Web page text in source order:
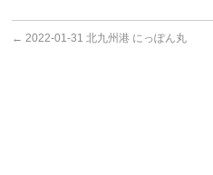
← 2022-01-31 北九州港 にっぽん丸